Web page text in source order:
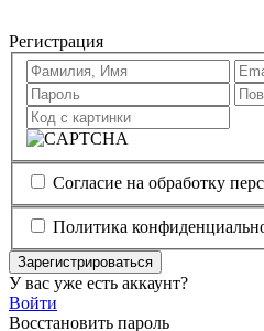
Регистрация
Согласие на обработку
Политика
Зарегистрироваться
У вас уже есть аккаунт?
Войти
Восстановить пароль